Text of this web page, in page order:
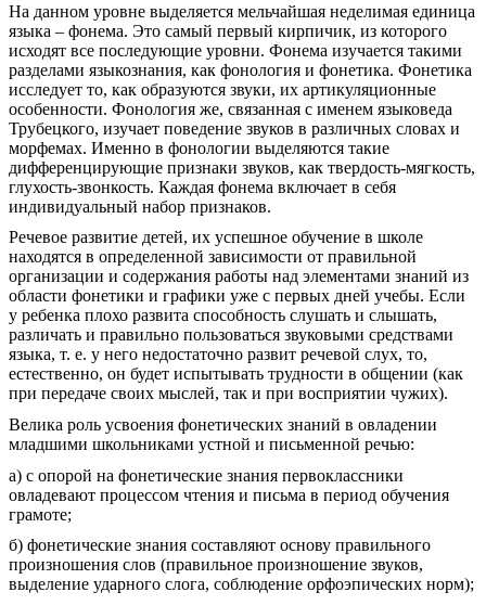
На данном уровне выделяется мельчайшая неделимая единица
языка – фонема. Это самый первый кирпичик, из которого
исходят все последующие уровни. Фонема изучается такими
разделами языкознания, как фонология и фонетика. Фонетика
исследует то, как образуются звуки, их артикуляционные
особенности. Фонология же, связанная с именем языковеда
Трубецкого, изучает поведение звуков в различных словах и
морфемах. Именно в фонологии выделяются такие
дифференцирующие признаки звуков, как твердость-мягкость,
глухость-звонкость. Каждая фонема включает в себя
индивидуальный набор признаков.
Речевое развитие детей, их успешное обучение в школе
находятся в определенной зависимости от правильной
организации и содержания работы над элементами знаний из
области фонетики и графики уже с первых дней учебы. Если
у ребенка плохо развита способность слушать и слышать,
различать и правильно пользоваться звуковыми средствами
языка, т. е. у него недостаточно развит речевой слух, то,
естественно, он будет испытывать трудности в общении (как
при передаче своих мыслей, так и при восприятии чужих).
Велика роль усвоения фонетических знаний в овладении
младшими школьниками устной и письменной речью:
а) с опорой на фонетические знания первоклассники
овладевают процессом чтения и письма в период обучения
грамоте;
б) фонетические знания составляют основу правильного
произношения слов (правильное произношение звуков,
выделение ударного слога, соблюдение орфоэпических норм);